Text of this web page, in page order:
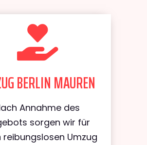
BERLIN MAUREN
Annahme des
sorgen wir für
reibungslosen Umzug